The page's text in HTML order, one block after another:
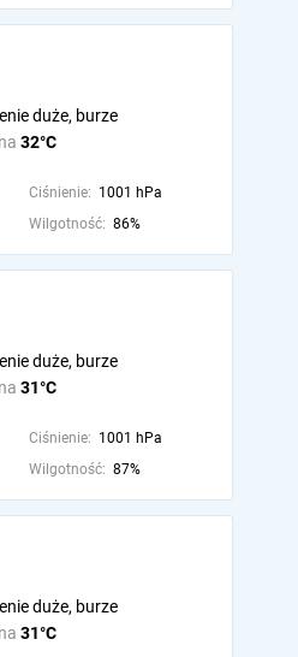
32°C
duże, burze
Ciśnienie: 1001 hPa
Wilgotność: 86%
31°C
duże, burze
Ciśnienie: 1001 hPa
Wilgotność: 87%
31°C
duże, burze